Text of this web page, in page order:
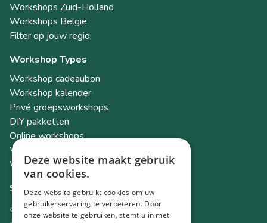
Workshops Zuid-Holland
Workshops België
Filter op jouw regio
Workshop Types
Workshop cadeaubon
Workshop kalender
Privé groepsworkshops
DIY pakketten
Online workshops
Workshops als teambuilding
Workshop Academy
Socials
Instagram
Deze website maakt gebruik
van cookies.
Deze website gebruikt cookies om uw
gebruikerservaring te verbeteren. Door
onze website te gebruiken, stemt u in met